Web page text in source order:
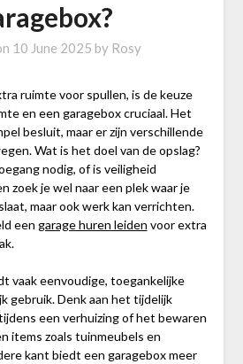
10 June 2025 by Rosy
ruimte voor spullen, is de keuze
en een garagebox cruciaal. Het
besluit, maar er zijn verschillende
Wat is het doel van de opslag?
nodig, of is veiligheid
zoek je wel naar een plek waar je
maar ook werk kan verrichten.
een garage huren leiden voor extra
vaak eenvoudige, toegankelijke
gebruik. Denk aan het tijdelijk
een verhuizing of het bewaren
items zoals tuinmeubels en
kant biedt een garagebox meer